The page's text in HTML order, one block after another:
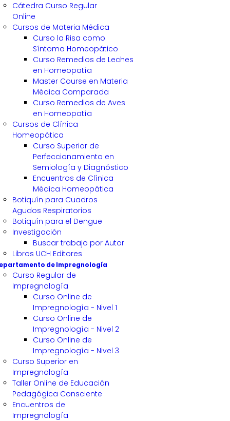
Cátedra Curso Regular
Online
Cursos de Materia Médica
Curso la Risa como
Síntoma Homeopático
Curso Remedios de Leches
en Homeopatía
Master Course en Materia
Médica Comparada
Curso Remedios de Aves
en Homeopatía
Cursos de Clínica
Homeopática
Curso Superior de
Perfeccionamiento en
Semiología y Diagnóstico
Encuentros de Clínica
Médica Homeopática
Botiquín para Cuadros
Agudos Respiratorios
Botiquín para el Dengue
Investigación
Buscar trabajo por Autor
Libros UCH Editores
de Impregnología
Curso Regular de
Impregnología
Curso Online de
Impregnología - Nivel 1
Curso Online de
Impregnología - Nivel 2
Curso Online de
Impregnología - Nivel 3
Curso Superior en
Impregnología
Taller Online de Educación
Pedagógica Consciente
Encuentros de
Impregnología